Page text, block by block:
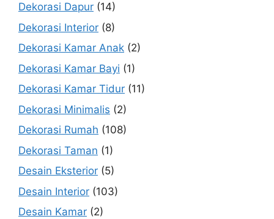
Dekorasi Dapur (14)
Dekorasi Interior (8)
Dekorasi Kamar Anak (2)
Dekorasi Kamar Bayi (1)
Dekorasi Kamar Tidur (11)
Dekorasi Minimalis (2)
Dekorasi Rumah (108)
Dekorasi Taman (1)
Desain Eksterior (5)
Desain Interior (103)
Desain Kamar (2)